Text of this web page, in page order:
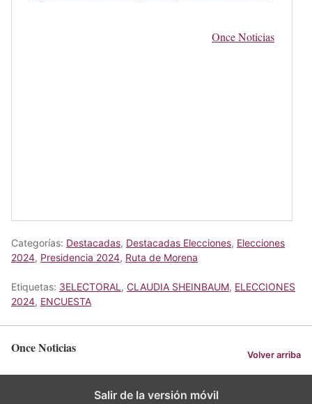
Once Noticias
Categorías: Destacadas, Destacadas Elecciones, Elecciones
2024, Presidencia 2024, Ruta de Morena
Etiquetas: 3ELECTORAL , CLAUDIA SHEINBAUM, ELECCIONES
2024, ENCUESTA
Once Noticias Volver arriba
Salir de la versión móvil